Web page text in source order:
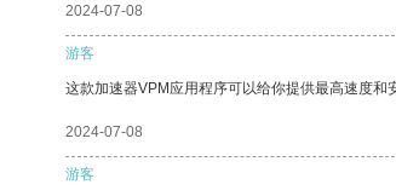
2024-07-08
游客
这款加速器VPM应用程序可以给你提供最高速度和
2024-07-08
游客